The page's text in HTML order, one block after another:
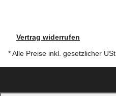
Vertrag widerrufen
* Alle Preise inkl. gesetzlicher USt.